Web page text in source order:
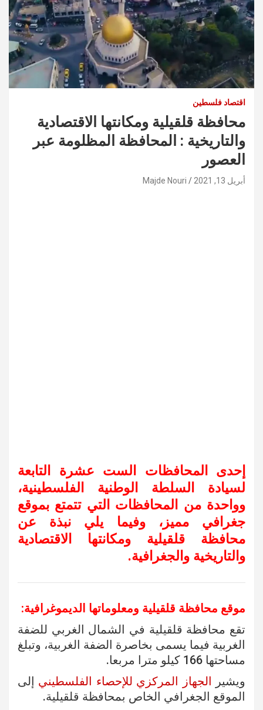
اقتصاد فلسطين
محافظة قلقيلية ومكانتها الاقتصادية
والتاريخية : المحافظة المظلومة عبر
العصور
أبريل 13, 2021 Majde Nouri
إحدى المحافظات الست عشرة التابعة
لسيادة السلطة الوطنية الفلسطينية،
وواحدة من المحافظات التي تتمتع بموقع
جغرافي مميز، وفيما يلي نبذة عن
محافظة قلقيلية ومكانتها الاقتصادية
والتاريخية والجغرافية.
موقع محافظة قلقيلية ومعلوماتها الديموغرافية:
تقع محافظة قلقيلية في الشمال الغربي للضفة
الغربية فيما يسمى بخاصرة الضفة الغربية، وتبلغ
مساحتها 166 كيلو مترا مربعا.
ويشير الجهاز المركزي للإحصاء الفلسطيني إلى
الموقع الجغرافي الخاص بمحافظة قلقيلية.